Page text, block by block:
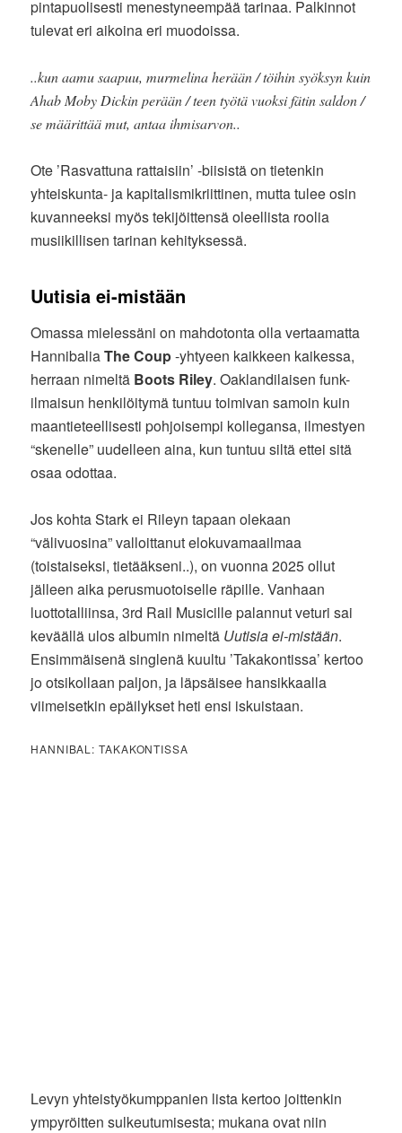
pintapuolisesti menestyneempää tarinaa. Palkinnot
tulevat eri aikoina eri muodoissa.
..kun aamu saapuu, murmelina herään / töihin syöksyn kuin
Ahab Moby Dickin perään / teen työtä vuoksi fätin saldon /
se määrittää mut, antaa ihmisarvon..
Ote ’Rasvattuna rattaisiin’ -biisistä on tietenkin
yhteiskunta- ja kapitalismikriittinen, mutta tulee osin
kuvanneeksi myös tekijöittensä oleellista roolia
musiikillisen tarinan kehityksessä.
Uutisia ei-mistään
Omassa mielessäni on mahdotonta olla vertaamatta
HannibaliaThe Coup-yhtyeen kaikkeen kaikessa,
herraan nimeltä Boots Riley. Oaklandilaisen funk-
ilmaisun henkilöitymä tuntuu toimivan samoin kuin
maantieteellisesti pohjoisempi kollegansa, ilmestyen
“skenelle” uudelleen aina, kun tuntuu siltä ettei sitä
osaa odottaa.
Jos kohta Stark ei Rileyn tapaan olekaan
“välivuosina” valloittanut elokuvamaailmaa
(toistaiseksi, tietääkseni..), on vuonna 2025 ollut
jälleen aika perusmuotoiselle räpille. Vanhaan
luottotalliinsa, 3rd Rail Musicille palannut veturi sai
keväällä ulos albumin nimeltä Uutisia ei-mistään.
Ensimmäisenä singlenä kuultu ’Takakontissa’ kertoo
jo otsikollaan paljon, ja läpsäisee hansikkaalla
viimeisetkin epäilykset heti ensi iskuistaan.
HANNIBAL: TAKAKONTISSA
Levyn yhteistyökumppanien lista kertoo joittenkin
ympyröitten sulkeutumisesta; mukana ovat niin